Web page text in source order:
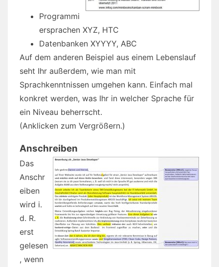
Programmi
ersprachen XYZ, HTC
Datenbanken XYYYY, ABC
Auf dem anderen Beispiel aus einem Lebenslauf
seht Ihr außerdem, wie man mit
Sprachkenntnissen umgehen kann. Einfach mal
konkret werden, was Ihr in welcher Sprache für
ein Niveau beherrscht.
(Anklicken zum Vergrößern.)
Anschreiben
Das
Anschr
eiben
wird i.
d. R.
erst
gelesen
, wenn